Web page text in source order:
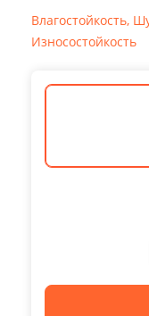
Влагостойкость,
Износостойкость